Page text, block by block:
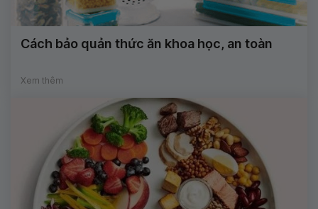
Cách bảo quản thức ăn khoa học, an toàn
Xem thêm